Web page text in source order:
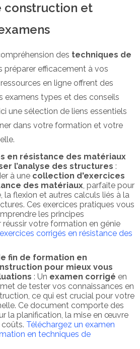
construction et
des techniques de
préparer efficacement à vos
en ligne offrent des
examens types et des conseils
une sélection de liens essentiels
dans votre formation et votre
en résistance des matériaux
l’analyse des structures :
à une collection d'exercices
des matériaux, parfaite pour
la flexion et autres calculs liés à la
Ces exercices pratiques vous
les principes
votre formation en génie
corrigés en résistance des
fin de formation en
pour mieux vous
: Un examen corrigé en
de tester vos connaissances en
ce qui est crucial pour votre
Ce document comporte des
la planification, la mise en œuvre
Téléchargez un examen
en techniques de